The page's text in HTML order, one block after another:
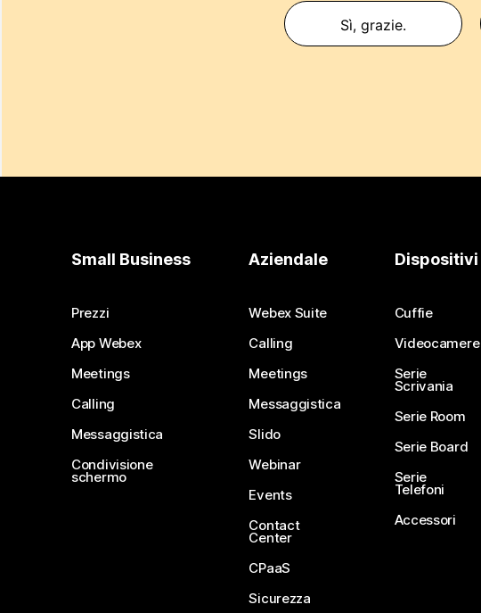
Sì, grazie.
Small Business
Prezzi
App Webex
Meetings
Calling
Messaggistica
Condivisione
schermo
Aziendale
Webex Suite
Calling
Meetings
Messaggistica
Slido
Webinar
Events
Contact
Center
CPaaS
Sicurezza
Dispositivi
Cuffie
Videocamere
Serie
Scrivania
Serie Room
Serie Board
Serie
Telefoni
Accessori